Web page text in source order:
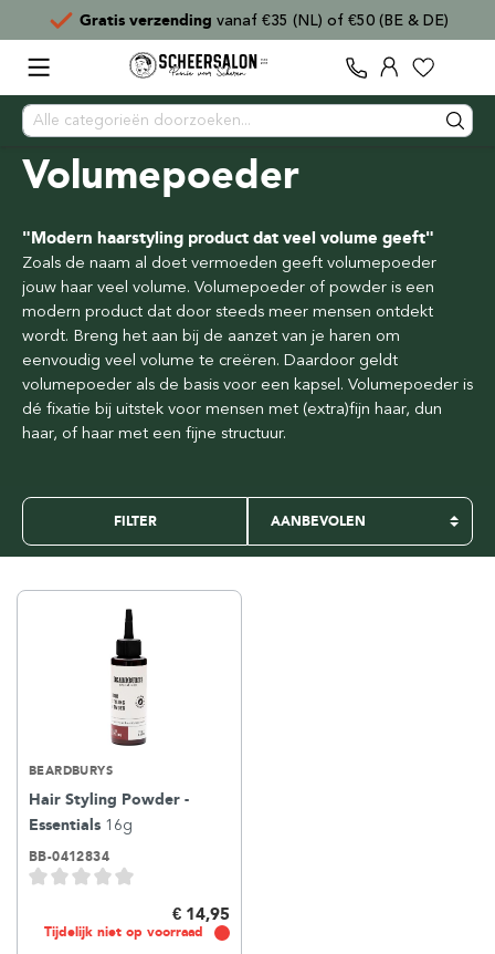
Gratis verzending vanaf €35 (NL) of €50 (BE & DE)
Volumepoeder
"Modern haarstyling product dat veel volume geeft"
Zoals de naam al doet vermoeden geeft volumepoeder
jouw haar veel volume. Volumepoeder of powder is een
modern product dat door steeds meer mensen ontdekt
wordt. Breng het aan bij de aanzet van je haren om
eenvoudig veel volume te creëren. Daardoor geldt
volumepoeder als de basis voor een kapsel. Volumepoeder is
dé fixatie bij uitstek voor mensen met (extra)fijn haar, dun
haar, of haar met een fijne structuur.
FILTER
BEARDBURYS
Hair Styling Powder -
Essentials 16g
BB-0412834
€ 14,95
Tijdelijk niet op voorraad